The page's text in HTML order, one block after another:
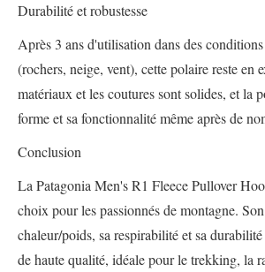
Durabilité et robustesse
Après 3 ans d'utilisation dans des
(rochers, neige, vent), cette polaire reste en
matériaux et les coutures sont solides, et la
forme et sa fonctionnalité même après de
Conclusion
La Patagonia Men's R1 Fleece Pullover
choix pour les passionnés de montagne.
chaleur/poids, sa respirabilité et sa
de haute qualité, idéale pour le trekking, la